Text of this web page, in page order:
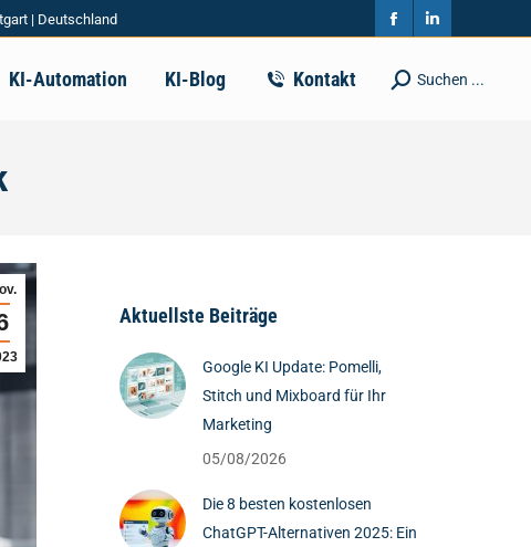
| Deutschland
Facebook
page
Linkedin
page
KI-Automation KI-Blog Kontakt Search:
Suchen ...
Aktuellste Beiträge
Google KI Update: Pomelli,
Stitch und Mixboard für Ihr
Marketing
05/08/2026
Die 8 besten kostenlosen
ChatGPT-Alternativen 2025: Ein
in
new
in